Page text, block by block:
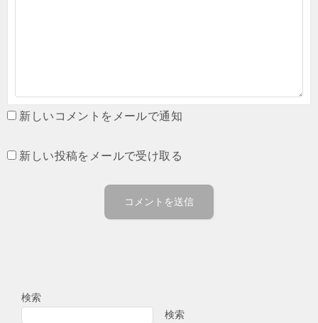
新しいコメントをメールで通知
新しい投稿をメールで受け取る
検索
検索